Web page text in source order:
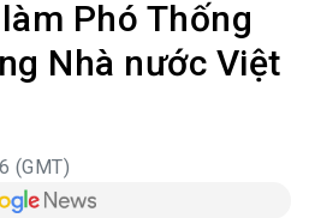
Phó Thống
Nhà nước Việt
(GMT)